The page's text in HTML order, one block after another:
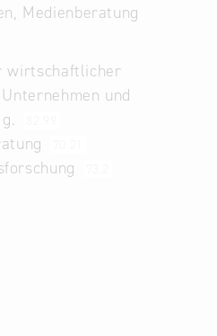
Medienberatung
wirtschaftlicher
und